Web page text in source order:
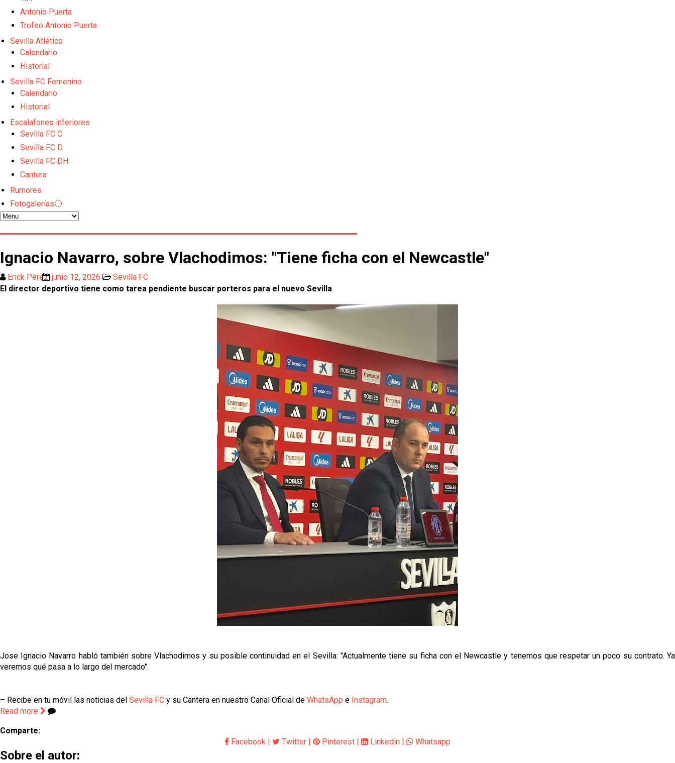
Atlético y Getafe agitan el mercado de LaLiga
Luis García Plaza: No sufrir ya es un paso adelante
El Rayo Vallecano llega a la cita de Nervión con derrota
Antonio Puerta
Trofeo Antonio Puerta
Sevilla Atlético
Calendario
Historial
Sevilla FC Femenino
Calendario
Historial
Escalafones inferiores
Sevilla FC C
Sevilla FC D
Sevilla FC DH
Cantera
Rumores
Fotogalerías🔴
Ignacio Navarro, sobre Vlachodimos: "Tiene ficha con el Newcastle"
Erick Pérez junio 12, 2026
Sevilla FC
El director deportivo tiene como tarea pendiente buscar porteros para el nuevo Sevilla
Jose Ignacio Navarro habló también sobre Vlachodimos y su posible continuidad en el Sevilla: "Actualmente tiene su ficha con el Newcastle y tenemos que respetar un poco su contrato. Ya
veremos qué pasa a lo largo del mercado".
– Recibe en tu móvil las noticias del Sevilla FC y su Cantera en nuestro Canal Oficial de WhatsApp e Instagram.
Read more
Comparte:
Facebook | Twitter | Pinterest | Linkedin | Whatsapp
Sobre el autor: